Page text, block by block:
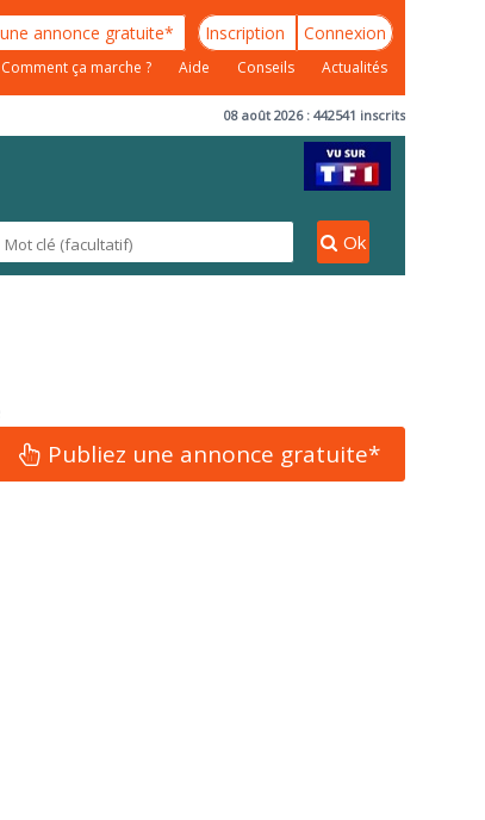
annonce gratuite* Inscription Connexion
Comment ça marche ? Aide Conseils Actualités
08 août 2026 : 442541 inscrits
Ok
Publiez une annonce gratuite*